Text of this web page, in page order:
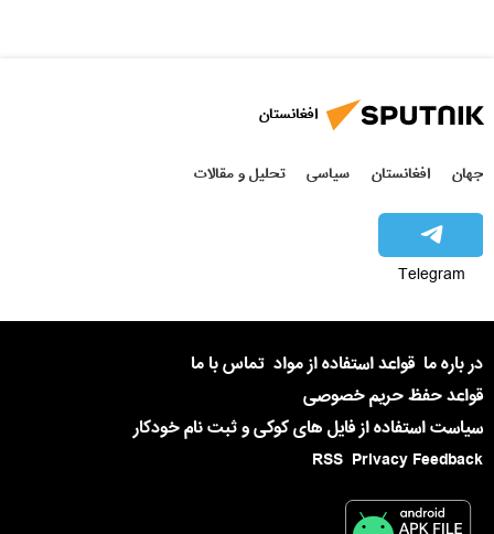
افغانستان
جهان افغانستان سیاسی تحلیل و مقالات
Telegram
در باره ما قواعد استفاده از مواد تماس با ما
قواعد حفظ حریم خصوصی
سیاست استفاده از فایل های کوکی و ثبت نام خودکار
Privacy Feedback
RSS